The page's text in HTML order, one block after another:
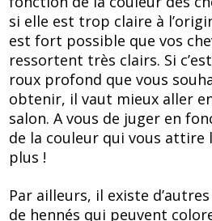
si elle est trop claire à
est fort possible que vos
ressortent très clairs. Si
roux profond que vous
obtenir, il vaut mieux aller
salon. A vous de juger en
de la couleur qui vous attire
plus !
Par ailleurs, il existe
de hennés qui peuvent